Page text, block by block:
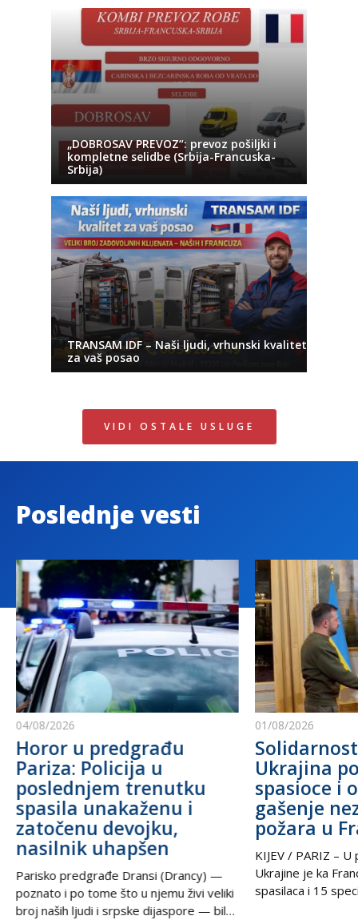
„DOBROSAV PREVOZ“: prevoz pošiljki i
kompletne selidbe (Srbija-Francuska-
Srbija)
TRANSAM IDF – Naši ljudi, vrhunski kvalitet
za vaš posao
VIDI OSTALE USLUGE
Poslednje vesti
04/08/2026
Horor u predgrađu
Pariza: Policija u
poslednjem trenutku
spasila unakaženu i
zatočenu devojku,
nasilnik uhapšen
Parisko predgrađe Dransi (Drancy) —
poznato i po tome što u njemu živi veliki
broj naših ljudi i srpske dijaspore — bilo
01/08/2026
Ukrajina
spasioce i
gašenje
požara u
KIJEV / PARIZ –
Ukrajine je ka
spasilaca i 15